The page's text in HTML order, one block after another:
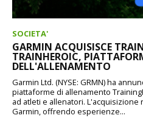
SOCIETA'
GARMIN ACQUISISCE
TRAINHEROIC,
DELL'ALLENAMENTO
Garmin Ltd. (NYSE: GRMN) ha
piattaforme di allenamento
ad atleti e allenatori.
Garmin, offrendo esperienze...